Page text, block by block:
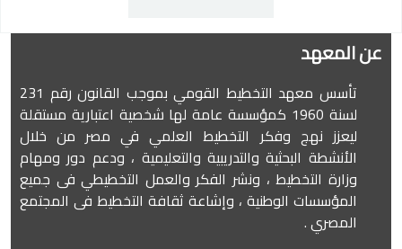
عن المعهد
تأسس معهد التخطيط القومي بموجب القانون رقم 231
لسنة 1960 كمؤسسة عامة لها شخصية اعتبارية مستقلة
ليعزز نهج وفكر التخطيط العلمي في مصر من خلال
الأنشطة البحثية والتدريبية والتعليمية ، ودعم دور ومهام
وزارة التخطيط ، ونشر الفكر والعمل التخطيطي فى جميع
المؤسسات الوطنية ، وإشاعة ثقافة التخطيط فى المجتمع
المصري .